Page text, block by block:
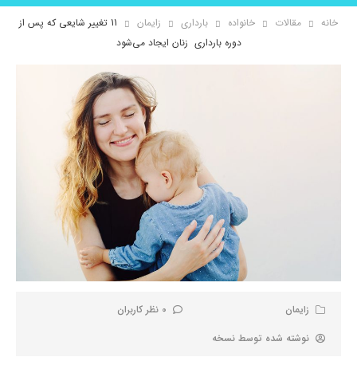
خانه مقالات خانواده بارداری زایمان
11 تغییر شایعی که پس از
دوره بارداری زنان ایجاد می‌شود
زایمان
0 نظر کاربران
نوشته شده توسط نسخه